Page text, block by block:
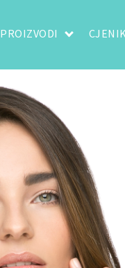
PROIZVODI